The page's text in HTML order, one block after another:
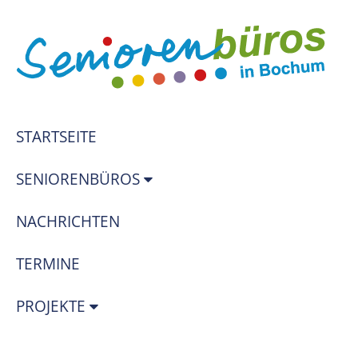
STARTSEITE
SENIORENBÜROS
NACHRICHTEN
TERMINE
PROJEKTE